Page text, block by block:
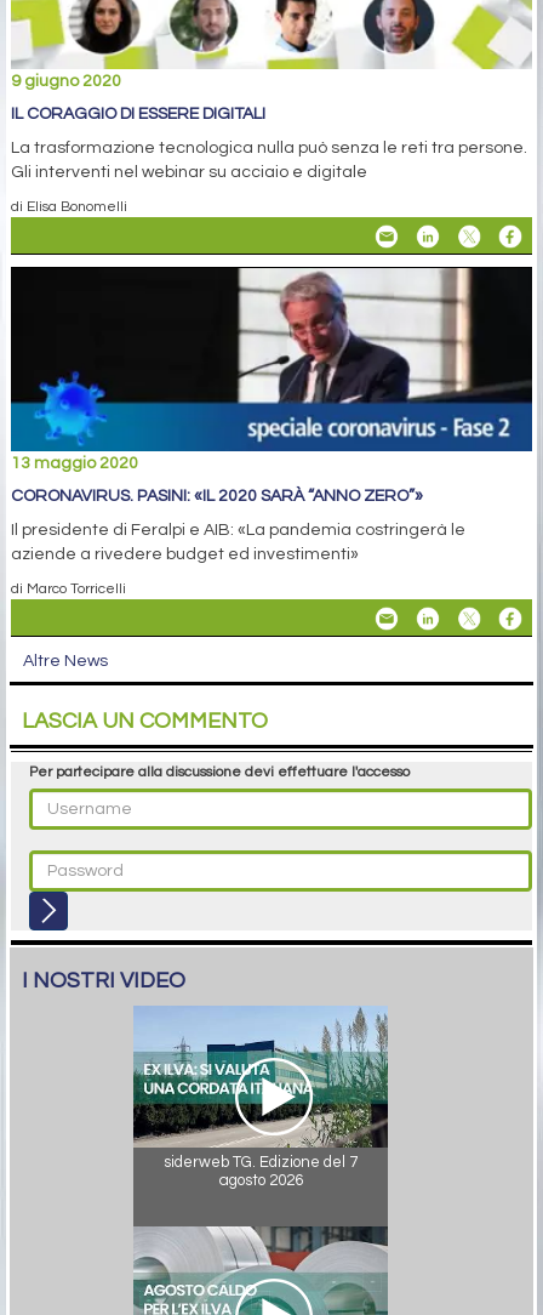
9 giugno 2020
IL CORAGGIO DI ESSERE DIGITALI
La trasformazione tecnologica nulla può senza le reti tra persone.
Gli interventi nel webinar su acciaio e digitale
di Elisa Bonomelli
13 maggio 2020
CORONAVIRUS. PASINI: «IL 2020 SARÀ “ANNO ZERO”»
Il presidente di Feralpi e AIB: «La pandemia costringerà le
aziende a rivedere budget ed investimenti»
di Marco Torricelli
Altre News
LASCIA UN COMMENTO
Per partecipare alla discussione devi effettuare l'accesso
I NOSTRI VIDEO
siderweb TG. Edizione del 7
agosto 2026